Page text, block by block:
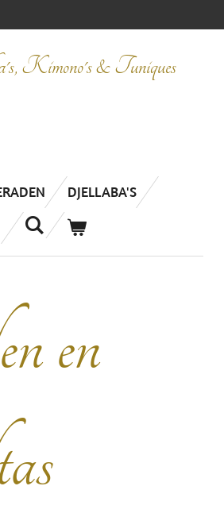
Kimono's & Tuniques
DJELLABA'S
en